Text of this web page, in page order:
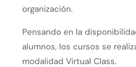
organización.
Pensando en la
alumnos, los cursos se
modalidad Virtual Class.